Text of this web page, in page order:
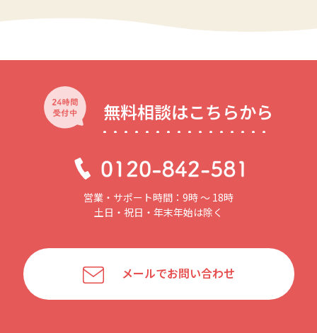
無料相談はこちらから
営業・サポート時間：9時 〜 18時
土日・祝日・年末年始は除く
メールでお問い合わせ